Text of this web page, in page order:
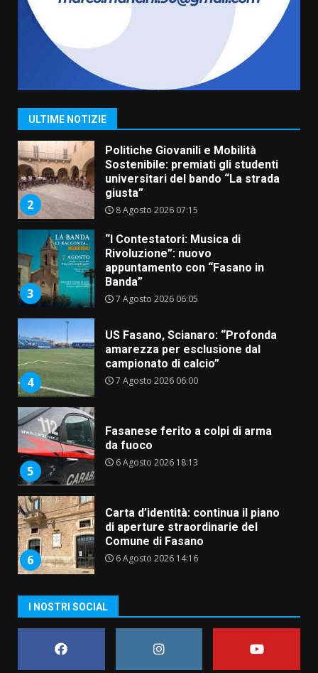
ULTIME NOTIZIE
comunale
6 Agosto 2026 08:00
1
Savelletri in festa, domani sera
grande spettacolo con Uccio De
2
Politiche Giovanili e Mobilità
Sostenibile: premiati gli studenti
universitari del bando “La strada
giusta”
8 Agosto 2026 07:15
3
“I Contestatori: Musica di
Rivoluzione”: nuovo
appuntamento con “Fasano in
Banda”
7 Agosto 2026 06:05
4
US Fasano, Scianaro: “Profonda
amarezza per esclusione dal
campionato di calcio”
7 Agosto 2026 06:00
5
Fasanese ferito a colpi di arma
da fuoco
6 Agosto 2026 18:13
6
Carta d’identità: continua il piano
di aperture straordinarie del
Comune di Fasano
6 Agosto 2026 14:16
Grazia Neglia, coordinatrice
cittadina di Fratelli d’Italia,
6 Agosto 2026 08:00
I NOSTRI SOCIAL